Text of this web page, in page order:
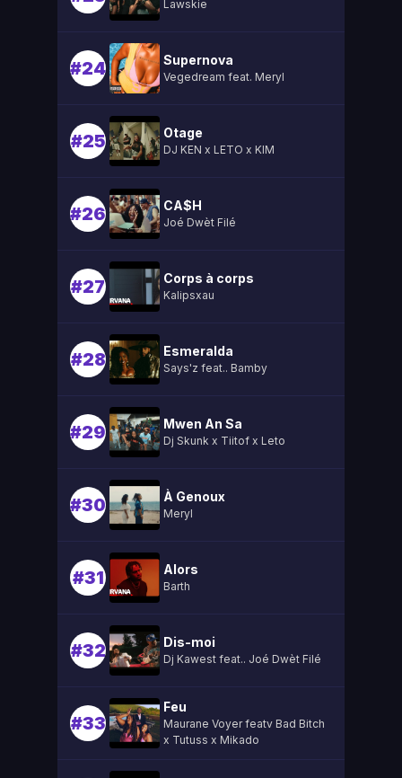
Lawskie
#24 Supernova
Vegedream feat. Meryl
#25 Otage
DJ KEN x LETO x KIM
#26 CA$H
Joé Dwèt Filé
#27 Corps à corps
Kalipsxau
#28 Esmeralda
Says'z feat.. Bamby
#29 Mwen An Sa
Dj Skunk x Tiitof x Leto
#30 À Genoux
Meryl
#31 Alors
Barth
#32 Dis-moi
Dj Kawest feat.. Joé Dwèt Filé
#33
Feu
Maurane Voyer featv Bad Bitch
x Tutuss x Mikado